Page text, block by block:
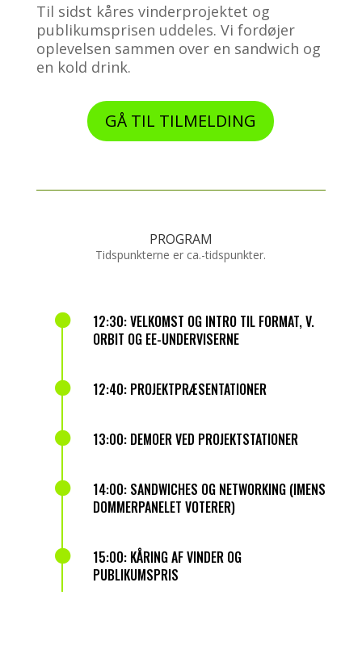
Til sidst kåres vinderprojektet og
publikumsprisen uddeles. Vi fordøjer
oplevelsen sammen over en sandwich og
en kold drink.
GÅ TIL TILMELDING
PROGRAM
Tidspunkterne er ca.-tidspunkter.

12:30: VELKOMST OG INTRO TIL FORMAT, V.
ORBIT OG EE-UNDERVISERNE
 12:40: PROJEKTPRÆSENTATIONER
 13:00: DEMOER VED PROJEKTSTATIONER

14:00: SANDWICHES OG NETWORKING (IMENS
DOMMERPANELET VOTERER)

15:00: KÅRING AF VINDER OG
PUBLIKUMSPRIS